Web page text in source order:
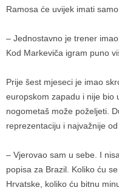
Ramosa će uvijek imati
– Jednostavno je trener
Kod Markeviča igram puno
Prije šest mjeseci je imao
europskom zapadu i nije bio
nogometaš može poželjeti.
reprezentaciju i najvažnije
– Vjerovao sam u sebe. I
popisa za Brazil. Koliko ću
Hrvatske, koliko ću bitnu